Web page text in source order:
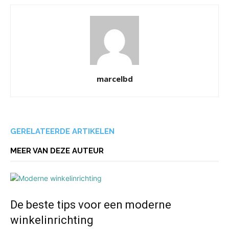
marcelbd
GERELATEERDE ARTIKELEN
MEER VAN DEZE AUTEUR
De beste tips voor een moderne
winkelinrichting